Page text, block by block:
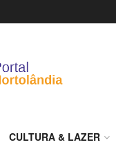
CULTURA & LAZER